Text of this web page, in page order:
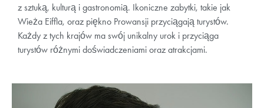
z sztuką, kulturą i gastronomią. Ikoniczne zabytki, takie jak
Wieża Eiffla, oraz piękno Prowansji przyciągają turystów.
Każdy z tych krajów ma swój unikalny urok i przyciąga
turystów różnymi doświadczeniami oraz atrakcjami.